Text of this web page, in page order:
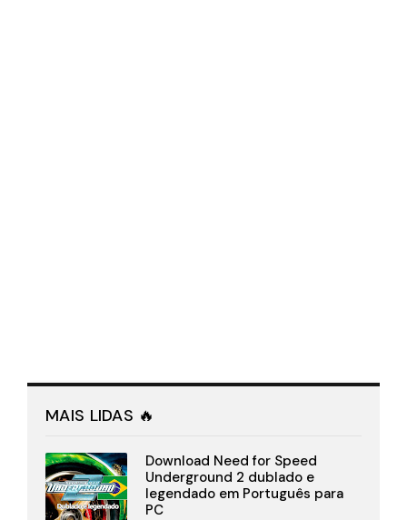
MAIS LIDAS 🔥
Download Need for Speed
Underground 2 dublado e
legendado em Português para
PC